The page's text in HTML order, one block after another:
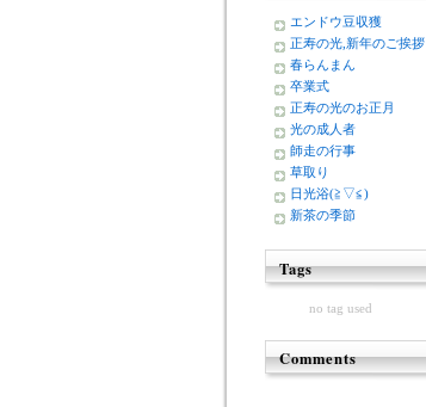
エンドウ豆収獲
正寿の光,新年のご挨拶
春らんまん
卒業式
正寿の光のお正月
光の成人者
師走の行事
草取り
日光浴(≧▽≦)
新茶の季節
Tags
no tag used
Comments